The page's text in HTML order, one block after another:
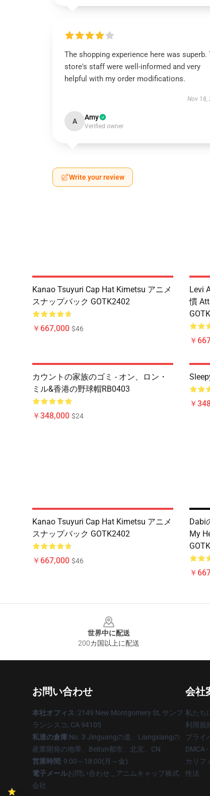
The shopping experience here was superb.
store's staff were well-informed and very
helpful with my order modifications.
Nov 18,
A Amy
Verified owner
Write your review
Kanao Tsuyuri Cap Hat Kimetsu アニメ
スナップバック GOTK2402
￥667,000 $46
Levi
慣
￥
カウントの家族のゴミ - オン、ロン・
ミル&香港の野球帽RB0403
￥348,000 $24
￥
Kanao Tsuyuri Cap Hat Kimetsu アニメ
スナップバック GOTK2402
￥667,000 $46
Dabi
My
￥
世界中に配送
200カ国以上に配送
お問い合わせ
本社オフィス: 2149 New Montgomery St, サンフ
ランシスコ, CA 94105
私達の倉庫:No. 3 Jinguangの道、Liangxiangの
産業開発の地帯、Beitun都市、北京、CN
営業時間: 9:00～18:00(月～金)
電子メールお問い合わせ _ アニムキャップ株式
会社
会社
私たち
利用規
プライ
DMCA
カリフ
性法